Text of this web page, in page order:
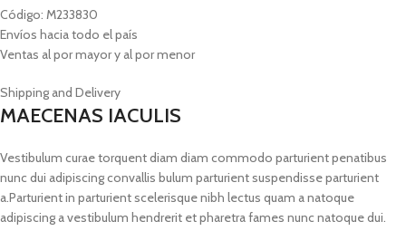
Código: M233830
Envíos hacia todo el país
Ventas al por mayor y al por menor
Shipping and Delivery
MAECENAS IACULIS
Vestibulum curae torquent diam diam commodo parturient penatibus
nunc dui adipiscing convallis bulum parturient suspendisse parturient
a.Parturient in parturient scelerisque nibh lectus quam a natoque
adipiscing a vestibulum hendrerit et pharetra fames nunc natoque dui.